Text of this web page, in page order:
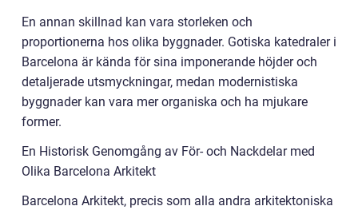
En annan skillnad kan vara storleken och
proportionerna hos olika byggnader. Gotiska katedraler i
Barcelona är kända för sina imponerande höjder och
detaljerade utsmyckningar, medan modernistiska
byggnader kan vara mer organiska och ha mjukare
former.
En Historisk Genomgång av För- och Nackdelar med
Olika Barcelona Arkitekt
Barcelona Arkitekt, precis som alla andra arkitektoniska